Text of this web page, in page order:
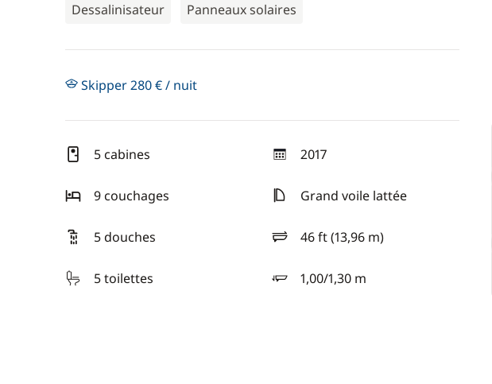
Dessalinisateur Panneaux solaires
Skipper 280 € / nuit
5 cabines 2017
année
9 couchages
Grand voile lattée
5 douches 46 ft (13,96 m)
longueur
5 toilettes
1,00/1,30 m
tirant d'eau